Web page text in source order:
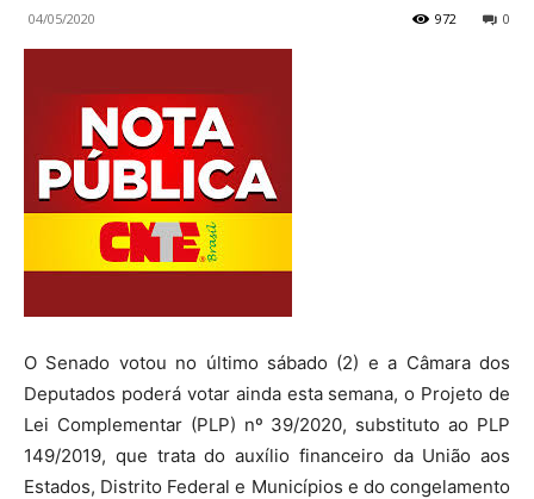
04/05/2020 0
972
O Senado votou no último sábado (2) e a Câmara dos
Deputados poderá votar ainda esta semana, o Projeto de
Lei Complementar (PLP) nº 39/2020, substituto ao PLP
149/2019, que trata do auxílio financeiro da União aos
Estados, Distrito Federal e Municípios e do congelamento